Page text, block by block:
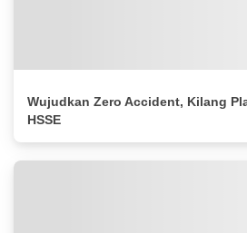
Wujudkan Zero Accident, Kilang
HSSE